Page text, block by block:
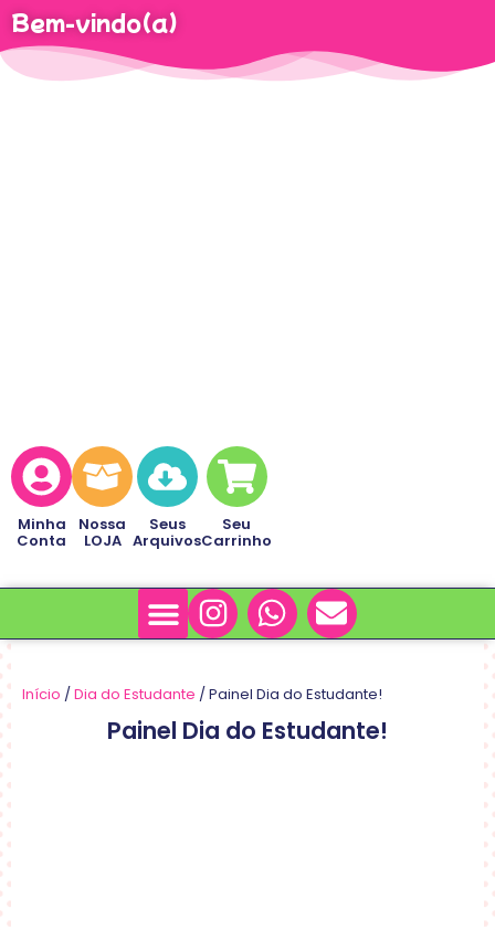
Bem-vindo(a)
Minha
Conta
Nossa
LOJA
Seus
Arquivos
Seu
Carrinho
Início /Dia do Estudante / Painel Dia do Estudante!
Painel Dia do Estudante!